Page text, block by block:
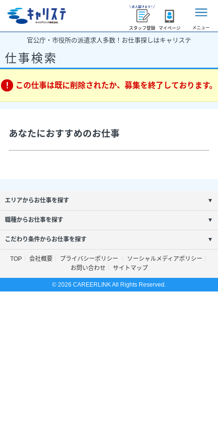
スタッフ登録 マイページ メニュー
官公庁・市役所の派遣求人多数！お仕事探しはキャリステ
仕事検索
この仕事は既に削除されたか、募集を終了しております。
あなたにおすすめのお仕事
エリアからお仕事を探す ▼
職種からお仕事を探す ▼
こだわり条件からお仕事を探す ▼
TOP 会社概要 プライバシーポリシー
ソーシャルメディアポリシー
お問い合わせ
サイトマップ
© 2026 CAREERLINK All Rights Reserved.